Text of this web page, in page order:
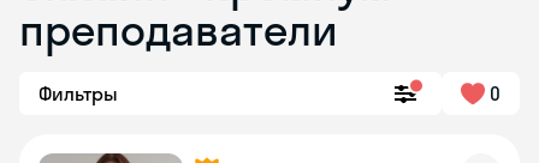
преподаватели
Фильтры 0